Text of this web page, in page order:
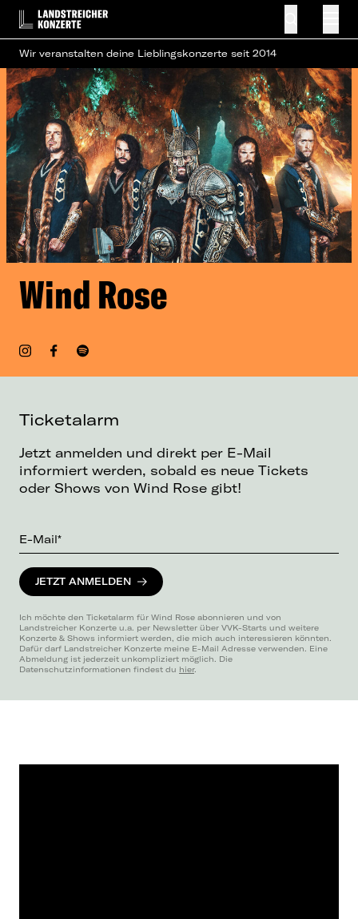
Wir veranstalten deine Lieblingskonzerte seit 2014
Wind Rose
Ticketalarm
Jetzt anmelden und direkt per E-Mail
informiert werden, sobald es neue Tickets
oder Shows von Wind Rose gibt!
E-Mail*
JETZT ANMELDEN
Ich möchte den Ticketalarm für Wind Rose abonnieren und von
Landstreicher Konzerte u.a. per Newsletter über VVK-Starts und weitere
Konzerte & Shows informiert werden, die mich auch interessieren könnten.
Dafür darf Landstreicher Konzerte meine E-Mail Adresse verwenden. Eine
Abmeldung ist jederzeit unkompliziert möglich. Die
Datenschutzinformationen findest du hier.